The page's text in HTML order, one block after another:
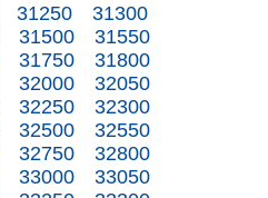
31250
31300
31500
31550
31750
31800
32000
32050
32250
32300
32500
32550
32750
32800
33000
33050